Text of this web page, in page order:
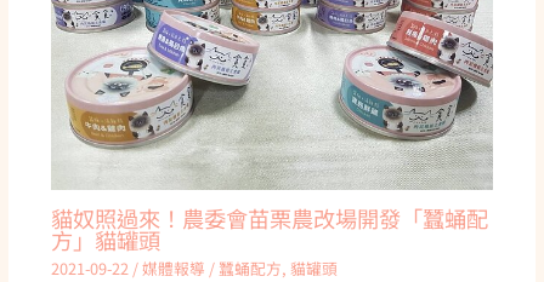
貓奴照過來！農委會苗栗農改場開發「蠶蛹配
方」貓罐頭
2021-09-22 /媒體報導 / 蠶蛹配方, 貓罐頭